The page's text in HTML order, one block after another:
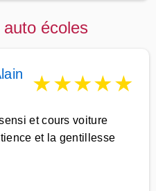
écoles
★★★★★
et cours voiture
et la gentillesse